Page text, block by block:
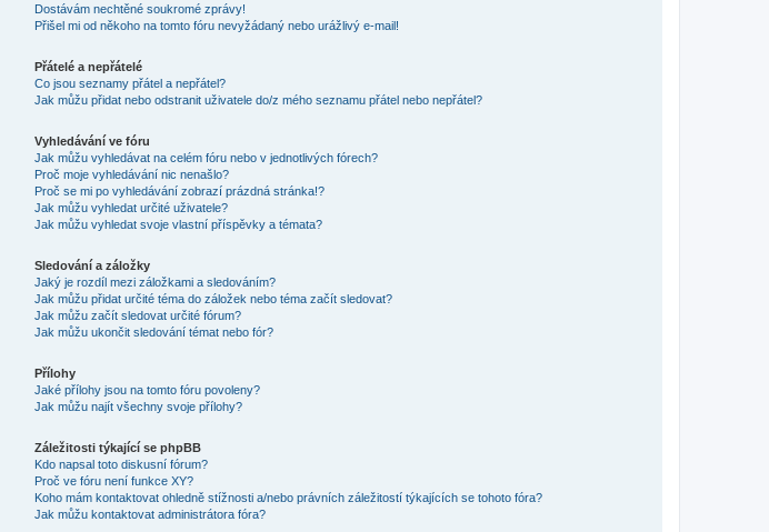
Dostávám nechtěné soukromé zprávy!
Přišel mi od někoho na tomto fóru nevyžádaný nebo urážlivý e-mail!
Přátelé a nepřátelé
Co jsou seznamy přátel a nepřátel?
Jak můžu přidat nebo odstranit uživatele do/z mého seznamu přátel nebo nepřátel?
Vyhledávání ve fóru
Jak můžu vyhledávat na celém fóru nebo v jednotlivých fórech?
Proč moje vyhledávání nic nenašlo?
Proč se mi po vyhledávání zobrazí prázdná stránka!?
Jak můžu vyhledat určité uživatele?
Jak můžu vyhledat svoje vlastní příspěvky a témata?
Sledování a záložky
Jaký je rozdíl mezi záložkami a sledováním?
Jak můžu přidat určité téma do záložek nebo téma začít sledovat?
Jak můžu začít sledovat určité fórum?
Jak můžu ukončit sledování témat nebo fór?
Přílohy
Jaké přílohy jsou na tomto fóru povoleny?
Jak můžu najít všechny svoje přílohy?
Záležitosti týkající se phpBB
Kdo napsal toto diskusní fórum?
Proč ve fóru není funkce XY?
Koho mám kontaktovat ohledně stížnosti a/nebo právních záležitostí týkajících se tohoto fóra?
Jak můžu kontaktovat administrátora fóra?